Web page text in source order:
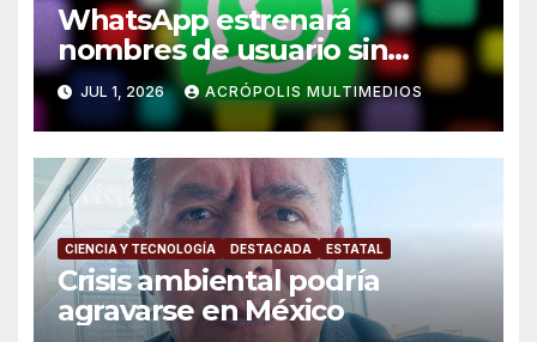
WhatsApp estrenará
nombres de usuario sin
número telefónico
JUL 1, 2026 ACRÓPOLIS MULTIMEDIOS
CIENCIA Y TECNOLOGÍA DESTACADA ESTATAL
Crisis ambiental podría
agravarse en México